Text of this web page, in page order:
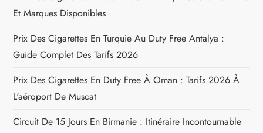
t
i
o
n
Et Marques Disponibles
Prix Des Cigarettes En Turquie Au Duty Free Antalya :
Guide Complet Des Tarifs 2026
Prix Des Cigarettes En Duty Free À Oman : Tarifs 2026 À
L'aéroport De Muscat
Circuit De 15 Jours En Birmanie : Itinéraire Incontournable